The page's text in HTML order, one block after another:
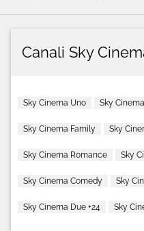
Canali Sky
Sky Cinema Uno Sky
Sky Cinema Family Sky
Sky Cinema Romance Sky
Sky Cinema Comedy Sky
Sky Cinema Due +24 Sky